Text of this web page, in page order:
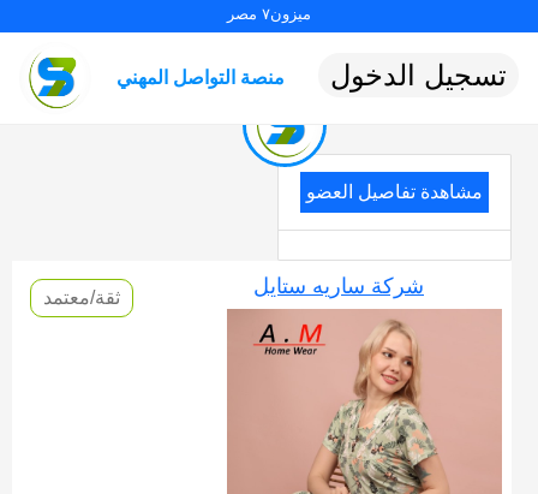
ميزون٧ مصر
منصة التواصل المهني تسجيل الدخول
مشاهدة تفاصيل العضو
شركة ساريه ستايل ثقة/معتمد